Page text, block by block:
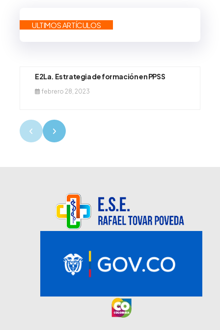
ULTIMOS ARTÍCULOS
E2La. Estrategia de formación en PPSS
febrero 28, 2023